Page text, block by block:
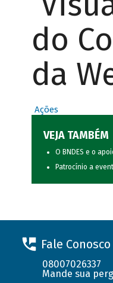
do
da
Ações
VEJA TAMBÉM
O BNDES e o
Patrocínio a
Fale Conosco
08007026337
Mande sua